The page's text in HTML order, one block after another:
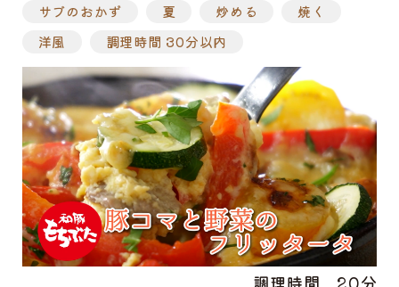
サブのおかず
夏 炒める
焼く
洋風
調理時間 30分以内